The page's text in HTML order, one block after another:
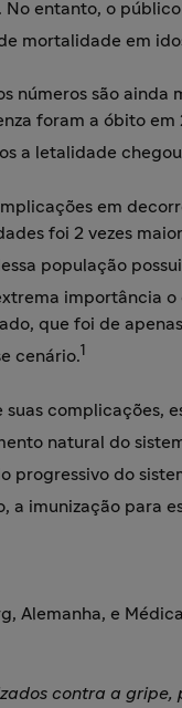
entanto, o
mortalidade em
números são ainda
foram a óbito
a letalidade chegou
em
foi 2 vezes
população
importância
que foi de
cenário.1
complicações,
natural do
progressivo do
a imunização para
Alemanha, e
contra a